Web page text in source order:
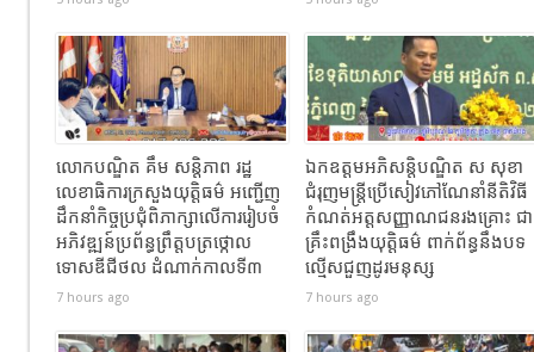
លោកបណ្ឌិត គឹម សន្តិភាព រដ្ឋ
លេខាធិការក្រសួងយុត្តិធម៌ អញ្ជើញ
ដឹកនាំកិច្ចប្រជុំពិភាក្សាលើការរៀបចំ
អភិវឌ្ឍន៍ប្រព័ន្ធព្រឹត្តបត្រថ្កោល
ទោសឌីជីថល ដំណាក់កាលទី៣
7 hours ago
ឯកឧត្តមអភិសន្តិបណ្ឌិត ស សុខា
ជំរុញមន្ត្រីប្រើសៀវភៅណែនាំនីតិវិធី
កំណត់អត្តសញ្ញាណជនរងគ្រោះ ជា
គ្រឹះពង្រឹងយុត្តិធម៌ ពាក់ព័ន្ធនឹងបទ
ល្មើសជួញដូរមនុស្ស
7 hours ago